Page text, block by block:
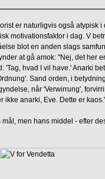
er naturligvis også atypisk
motivationsfaktor i dag. V
blot en anden slags
at gå amok: "Nej, det her
'Tag, hvad I vil have.' Anarki
Sand orden, i
når 'Verwirrung',
ikke anarki, Eve. Dette er
men hans middel - efter